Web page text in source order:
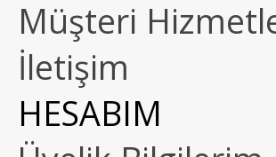
Müşteri
İletişim
HESABIM